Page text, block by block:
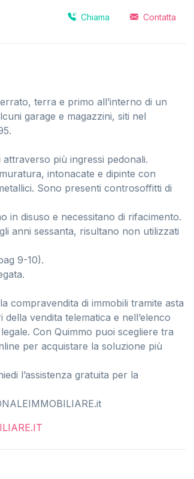
Chiama Contatta
terra e primo all’interno di un
garage e magazzini, siti nel
attraverso più ingressi pedonali.
intonacate e dipinte con
Sono presenti controsoffitti di
in disuso e necessitano di rifacimento.
anni sessanta, risultano non utilizzati
9-10).
compravendita di immobili tramite asta
vendita telematica e nell’elenco
Con Quimmo puoi scegliere tra
per acquistare la soluzione più
l’assistenza gratuita per la